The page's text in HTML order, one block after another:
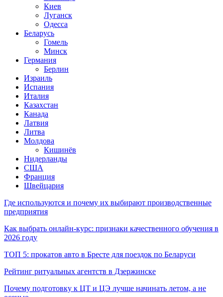
Киев
Луганск
Одесса
Беларусь
Гомель
Минск
Германия
Берлин
Израиль
Испания
Италия
Казахстан
Канада
Латвия
Литва
Молдова
Кишинёв
Нидерланды
США
Франция
Швейцария
Где используются и почему их выбирают производственные
предприятия
Как выбрать онлайн-курс: признаки качественного обучения в
2026 году
ТОП 5: прокатов авто в Бресте для поездок по Беларуси
Рейтинг ритуальных агентств в Дзержинске
Почему подготовку к ЦТ и ЦЭ лучше начинать летом, а не